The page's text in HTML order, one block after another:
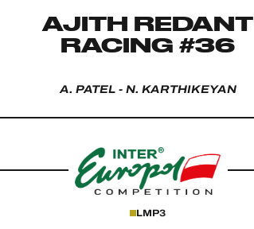
AJITH REDANT
RACING #36
A. PATEL - N. KARTHIKEYAN
LMP3